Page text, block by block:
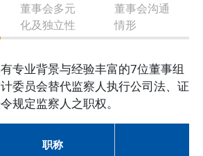
董事会多元
化及独立性
董事会沟通
情形
专业背景与经验丰富的7位董事组
委员会替代监察人执行公司法、证
规定监察人之职权。
职称